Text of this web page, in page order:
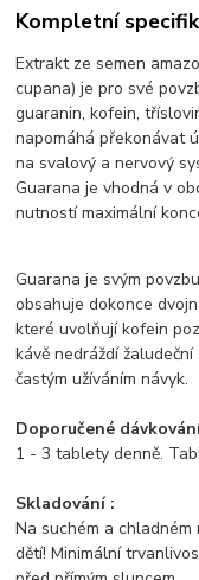
Kompletní
Extrakt ze semen
cupana) je pro své
guaranin, kofein,
napomáhá překonávat
na svalový a nervový
Guarana je vhodná v
nutností maximální
Guarana je svým
obsahuje dokonce
které uvolňují kofein
kávě nedráždí
častým užíváním návyk.
Doporučené
1 - 3 tablety denně.
Skladování :
Na suchém a chladném
dětí! Minimální